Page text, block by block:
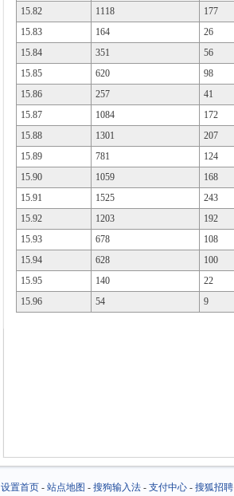
15.82
1118
177
15.83
164
26
15.84
351
56
15.85
620
98
15.86
257
41
15.87
1084
172
15.88
1301
207
15.89
781
124
15.90
1059
168
15.91
1525
243
15.92
1203
192
15.93
678
108
15.94
628
100
15.95
140
22
15.96
54 9
设置首页- 站点地图 - 搜狗输入法- 支付中心- 搜狐招聘